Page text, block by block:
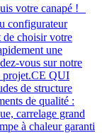
votre canapé !
configurateur
de choisir votre
une
vous sur notre
projet.CE QUI
de structure
de qualité :
carrelage grand
à chaleur garanti